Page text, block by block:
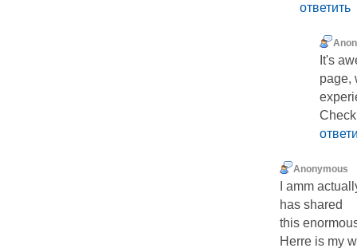
ответить
It's
page,
Anonymous
I amm
has shared
this
Herre is my